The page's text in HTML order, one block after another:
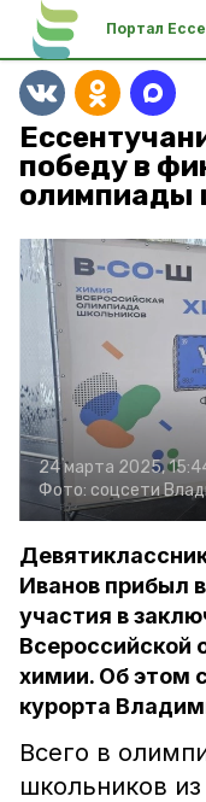
Портал
победу в
олимпиады
24 марта 2025,
Фото: соцсети
Иванов прибыл
участия в
Всероссийской
химии. Об этом
курорта
Всего в
школьников